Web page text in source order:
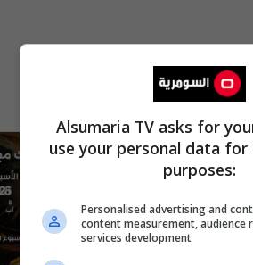
Alsumaria TV asks for
use your personal data
purposes:
Personalised advertising and
content measurement, audience
services development